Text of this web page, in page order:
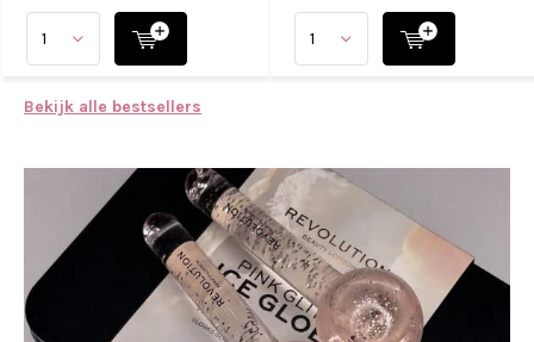
Bekijk alle bestsellers